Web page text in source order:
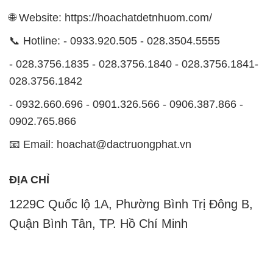
0902.765.866
📧 Email: hoachat@dactruongphat.vn
ĐỊA CHỈ
1229C Quốc lộ 1A, Phường Bình Trị Đông B,
Quận Bình Tân, TP. Hồ Chí Minh
CÔNG TY XNK TM SX HÓA CHẤT ĐẮC TRƯỜNG
PHÁT